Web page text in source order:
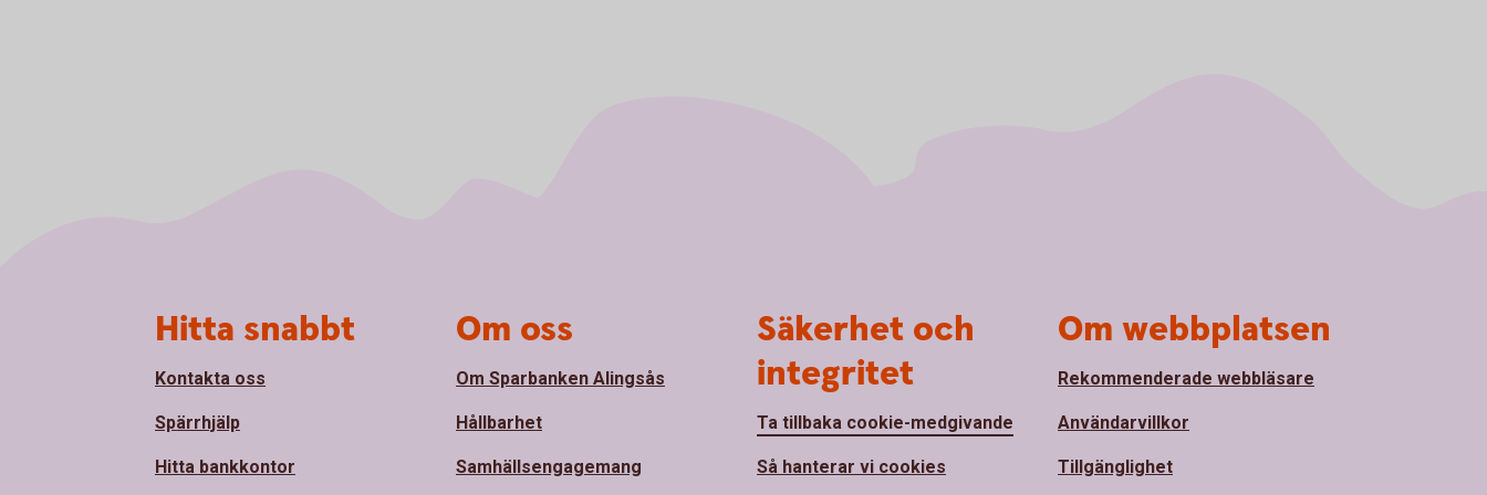
Hitta snabbt
Kontakta oss
Spärrhjälp
Hitta bankkontor
Om oss
Om Sparbanken Alingsås
Hållbarhet
Samhällsengagemang
Säkerhet och
integritet
Ta tillbaka cookie-medgivande
Så hanterar vi cookies
Om webbplatsen
Rekommenderade webbläsare
Användarvillkor
Tillgänglighet